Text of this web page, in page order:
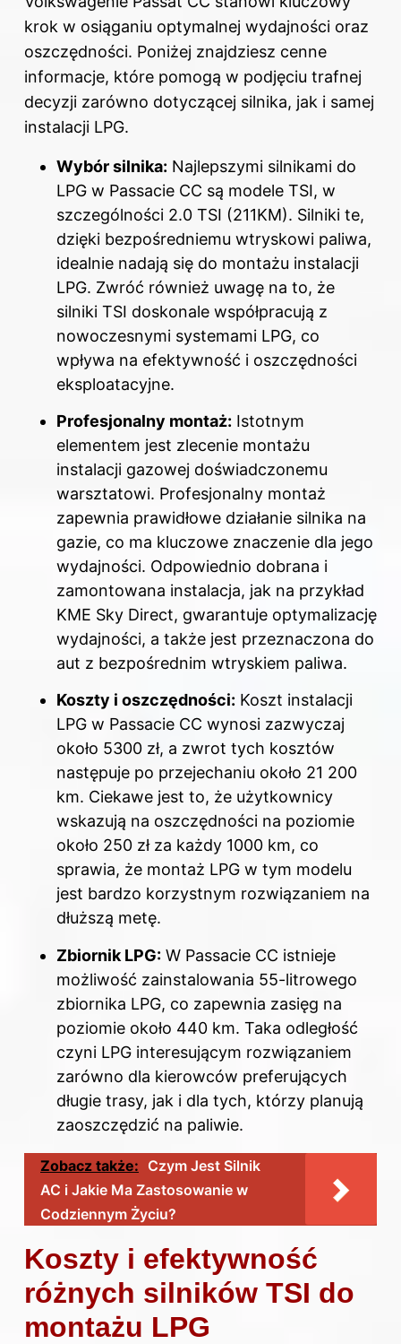
krok w osiąganiu optymalnej wydajności oraz
oszczędności. Poniżej znajdziesz cenne
informacje, które pomogą w podjęciu trafnej
decyzji zarówno dotyczącej silnika, jak i samej
instalacji LPG.
Wybór silnika: Najlepszymi silnikami do
LPG w Passacie CC są modele TSI, w
szczególności 2.0 TSI (211KM). Silniki te,
dzięki bezpośredniemu wtryskowi paliwa,
idealnie nadają się do montażu instalacji
LPG. Zwróć również uwagę na to, że
silniki TSI doskonale współpracują z
nowoczesnymi systemami LPG, co
wpływa na efektywność i oszczędności
eksploatacyjne.
Profesjonalny montaż: Istotnym
elementem jest zlecenie montażu
instalacji gazowej doświadczonemu
warsztatowi. Profesjonalny montaż
zapewnia prawidłowe działanie silnika na
gazie, co ma kluczowe znaczenie dla jego
wydajności. Odpowiednio dobrana i
zamontowana instalacja, jak na przykład
KME Sky Direct, gwarantuje optymalizację
wydajności, a także jest przeznaczona do
aut z bezpośrednim wtryskiem paliwa.
Koszty i oszczędności: Koszt instalacji
LPG w Passacie CC wynosi zazwyczaj
około 5300 zł, a zwrot tych kosztów
następuje po przejechaniu około 21 200
km. Ciekawe jest to, że użytkownicy
wskazują na oszczędności na poziomie
około 250 zł za każdy 1000 km, co
sprawia, że montaż LPG w tym modelu
jest bardzo korzystnym rozwiązaniem na
dłuższą metę.
Zbiornik LPG: W Passacie CC istnieje
możliwość zainstalowania 55-litrowego
zbiornika LPG, co zapewnia zasięg na
poziomie około 440 km. Taka odległość
czyni LPG interesującym rozwiązaniem
zarówno dla kierowców preferujących
długie trasy, jak i dla tych, którzy planują
zaoszczędzić na paliwie.
Zobacz także: Czym Jest Silnik
AC i Jakie Ma Zastosowanie w
Codziennym Życiu?
Koszty i efektywność
różnych silników TSI do
montażu LPG